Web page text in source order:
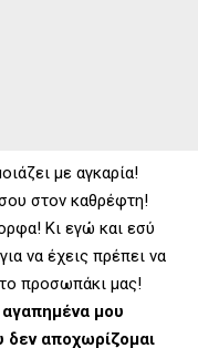
με αγκαρία!
στον καθρέφτη!
Κι εγώ και εσύ
να έχεις πρέπει να
προσωπάκι μας!
αγαπημένα μου
αποχωρίζομαι